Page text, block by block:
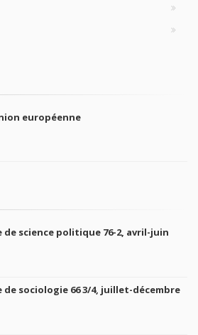
européenne
de science politique 76-2, avril-juin
de sociologie 66 3/4, juillet-décembre